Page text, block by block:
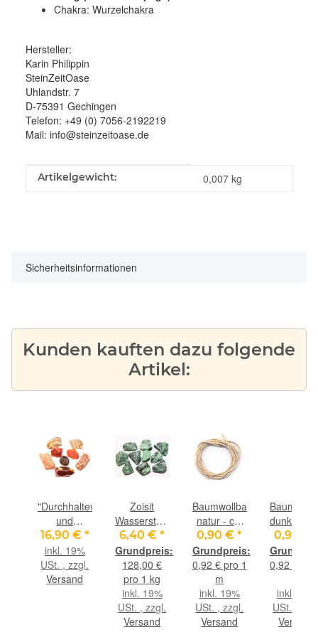
Chakra: Wurzelchakra
Hersteller:
Karin Philippin
SteinZeitOase
Uhlandstr. 7
D-75391 Gechingen
Telefon: +49 (0) 7056-2192219
Mail: info@steinzeitoase.de
Produkteigenschaft
Wert
Artikelgewicht: 0,007 kg
Sicherheitsinformationen
Kunden kauften dazu folgende
Artikel:
"Durchhaltevermögen
und
Lebensfreude"
Wassersteine-
Set - Rarität
-
16,90 € *
inkl. 19%
USt. , zzgl.
Versand
Zoisit
Wassersteine-
Sonderqualität
/ Rohsteine
extra
angetrommelt
- ca. 50 g
(GKS)
6,40 €*
128,00 €
pro 1 kg
inkl. 19%
USt. , zzgl.
Versand
Baumwollband
natur - ca.
1,8 mm
Durchm. x
ca. 98 cm
0,90 €*
0,92 € pro 1
m
inkl. 19%
USt. , zzgl.
Versand
- ca. 1,8
mm
Durchm.
0,90 €
0,92 €
inkl. 19%
USt. ,
Versand